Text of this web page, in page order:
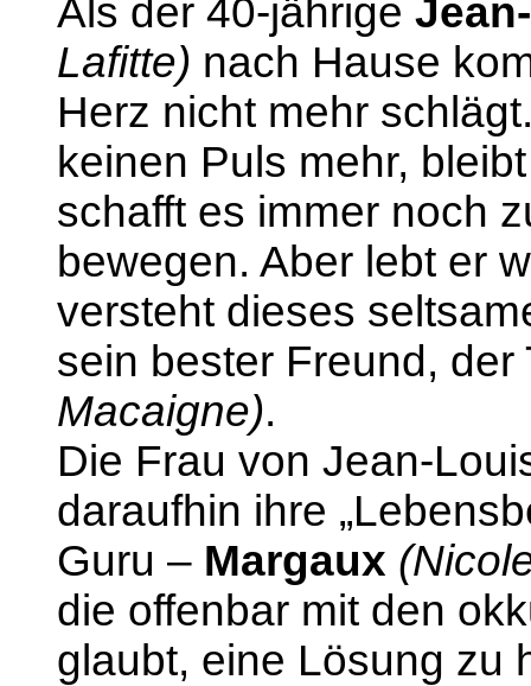
Als der 40-jährige
Lafitte) nach Hause
Herz nicht mehr
keinen Puls mehr,
schafft es immer noch
bewegen. Aber lebt er
versteht dieses
sein bester Freund,
Macaigne).
Die Frau von Jean-
daraufhin ihre
Guru – Margaux
die offenbar mit den
glaubt, eine Lösung zu